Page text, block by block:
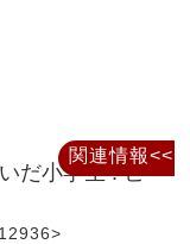
だ小学生 : ビ
関連情報<<